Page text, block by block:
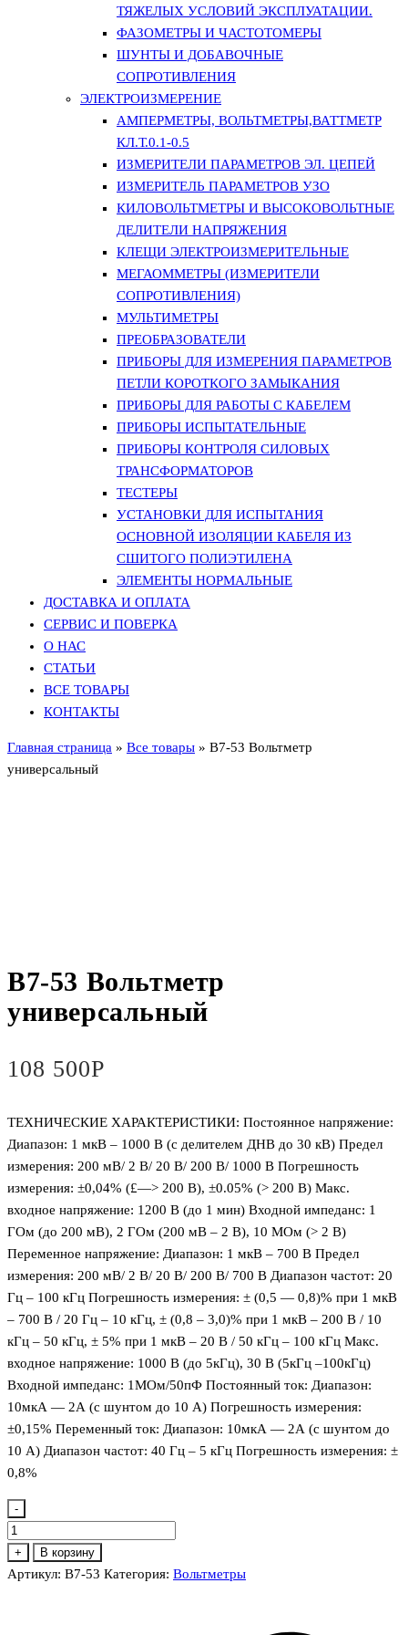
ТЯЖЕЛЫХ УСЛОВИЙ ЭКСПЛУАТАЦИИ.
ФАЗОМЕТРЫ И ЧАСТОТОМЕРЫ
ШУНТЫ И ДОБАВОЧНЫЕ
СОПРОТИВЛЕНИЯ
ЭЛЕКТРОИЗМЕРЕНИЕ
АМПЕРМЕТРЫ, ВОЛЬТМЕТРЫ,ВАТТМЕТР
КЛ.Т.0.1-0.5
ИЗМЕРИТЕЛИ ПАРАМЕТРОВ ЭЛ. ЦЕПЕЙ
ИЗМЕРИТЕЛЬ ПАРАМЕТРОВ УЗО
КИЛОВОЛЬТМЕТРЫ И ВЫСОКОВОЛЬТНЫЕ
ДЕЛИТЕЛИ НАПРЯЖЕНИЯ
КЛЕЩИ ЭЛЕКТРОИЗМЕРИТЕЛЬНЫЕ
МЕГАОММЕТРЫ (ИЗМЕРИТЕЛИ
СОПРОТИВЛЕНИЯ)
МУЛЬТИМЕТРЫ
ПРЕОБРАЗОВАТЕЛИ
ПРИБОРЫ ДЛЯ ИЗМЕРЕНИЯ ПАРАМЕТРОВ
ПЕТЛИ КОРОТКОГО ЗАМЫКАНИЯ
ПРИБОРЫ ДЛЯ РАБОТЫ С КАБЕЛЕМ
ПРИБОРЫ ИСПЫТАТЕЛЬНЫЕ
ПРИБОРЫ КОНТРОЛЯ СИЛОВЫХ
ТРАНСФОРМАТОРОВ
ТЕСТЕРЫ
УСТАНОВКИ ДЛЯ ИСПЫТАНИЯ
ОСНОВНОЙ ИЗОЛЯЦИИ КАБЕЛЯ ИЗ
СШИТОГО ПОЛИЭТИЛЕНА
ЭЛЕМЕНТЫ НОРМАЛЬНЫЕ
ДОСТАВКА И ОПЛАТА
СЕРВИС И ПОВЕРКА
О НАС
СТАТЬИ
ВСЕ ТОВАРЫ
КОНТАКТЫ
Главная страница » Все товары » В7-53 Вольтметр
универсальный
В7-53 Вольтметр
универсальный
108 500Р
ТЕХНИЧЕСКИЕ ХАРАКТЕРИСТИКИ: Постоянное напряжение:
Диапазон: 1 мкВ – 1000 В (с делителем ДНВ до 30 кВ) Предел
измерения: 200 мВ/ 2 В/ 20 В/ 200 В/ 1000 В Погрешность
измерения: ±0,04% (£—> 200 В), ±0.05% (> 200 В) Макс.
входное напряжение: 1200 В (до 1 мин) Входной импеданс: 1
ГОм (до 200 мВ), 2 ГОм (200 мВ – 2 В), 10 МОм (> 2 В)
Переменное напряжение: Диапазон: 1 мкВ – 700 В Предел
измерения: 200 мВ/ 2 В/ 20 В/ 200 В/ 700 В Диапазон частот: 20
Гц – 100 кГц Погрешность измерения: ± (0,5 — 0,8)% при 1 мкВ
– 700 В / 20 Гц – 10 кГц, ± (0,8 – 3,0)% при 1 мкВ – 200 В / 10
кГц – 50 кГц, ± 5% при 1 мкВ – 20 В / 50 кГц – 100 кГц Макс.
входное напряжение: 1000 В (до 5кГц), 30 В (5кГц –100кГц)
Входной импеданс: 1МОм/50пФ Постоянный ток: Диапазон:
10мкА — 2А (с шунтом до 10 А) Погрешность измерения:
±0,15% Переменный ток: Диапазон: 10мкА — 2А (с шунтом до
10 А) Диапазон частот: 40 Гц – 5 кГц Погрешность измерения: ±
0,8%
-
Количество
товара
В7-
+ В корзину
Артикул: В7-53 Категория: Вольтметры